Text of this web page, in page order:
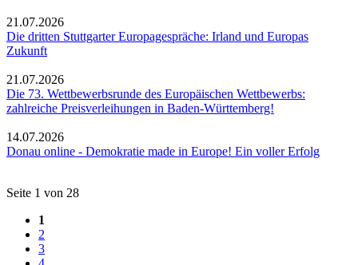
21.07.2026
Die dritten Stuttgarter Europagespräche: Irland und Europas
Zukunft
21.07.2026
Die 73. Wettbewerbsrunde des Europäischen Wettbewerbs:
zahlreiche Preisverleihungen in Baden-Württemberg!
14.07.2026
Donau online - Demokratie made in Europe! Ein voller Erfolg
Seite 1 von 28
1
2
3